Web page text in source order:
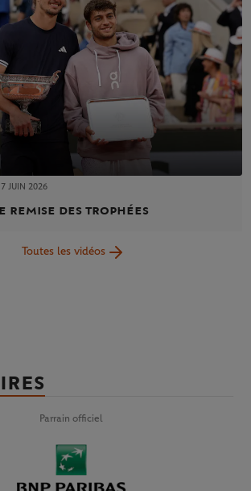
JUIN 2026
remise des trophées
Toutes les vidéos
Parrain officiel